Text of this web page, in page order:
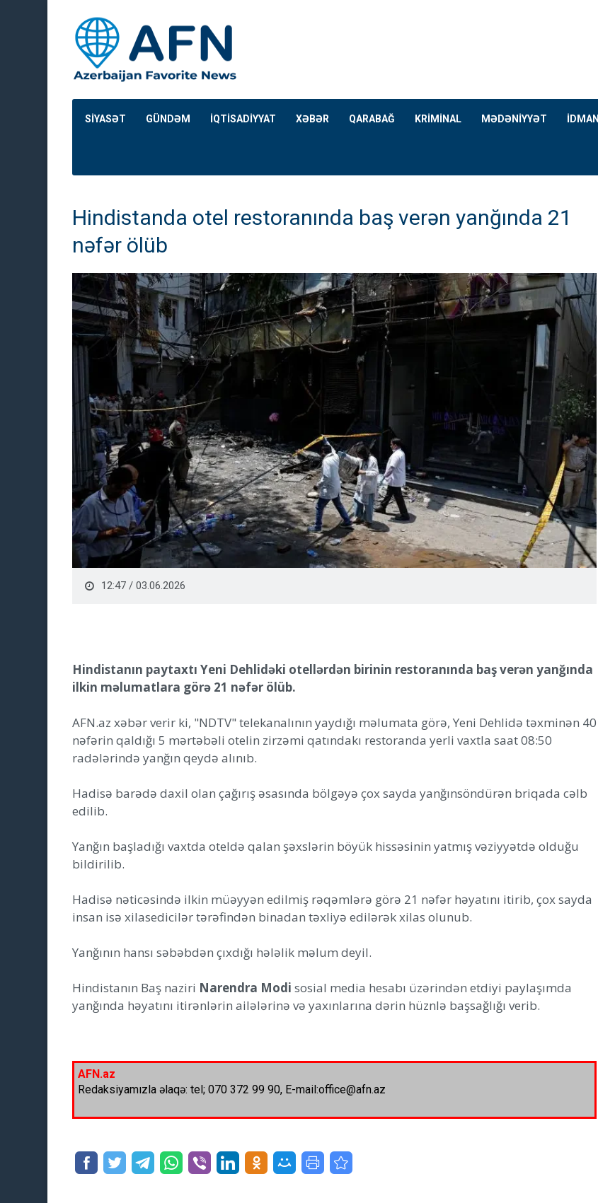
SİYASƏT GÜNDƏM İQTİSADİYYAT XƏBƏR QARABAĞ KRİMİNAL MƏDƏNİYYƏT İDMAN
Hindistanda otel restoranında baş verən yanğında 21
nəfər ölüb
12:47 / 03.06.2026
Hindistanın paytaxtı Yeni Dehlidəki otellərdən birinin restoranında baş verən yanğında
ilkin məlumatlara görə 21 nəfər ölüb.
AFN.az xəbər verir ki, "NDTV" telekanalının yaydığı məlumata görə, Yeni Dehlidə təxminən 40
nəfərin qaldığı 5 mərtəbəli otelin zirzəmi qatındakı restoranda yerli vaxtla saat 08:50
radələrində yanğın qeydə alınıb.
Hadisə barədə daxil olan çağırış əsasında bölgəyə çox sayda yanğınsöndürən briqada cəlb
edilib.
Yanğın başladığı vaxtda oteldə qalan şəxslərin böyük hissəsinin yatmış vəziyyətdə olduğu
bildirilib.
Hadisə nəticəsində ilkin müəyyən edilmiş rəqəmlərə görə 21 nəfər həyatını itirib, çox sayda
insan isə xilasedicilər tərəfindən binadan təxliyə edilərək xilas olunub.
Yanğının hansı səbəbdən çıxdığı hələlik məlum deyil.
Hindistanın Baş naziri Narendra Modi sosial media hesabı üzərindən etdiyi paylaşımda
yanğında həyatını itirənlərin ailələrinə və yaxınlarına dərin hüznlə başsağlığı verib.
AFN.az
Redaksiyamızla əlaqə: tel; 070 372 99 90, E-mail:office@afn.az